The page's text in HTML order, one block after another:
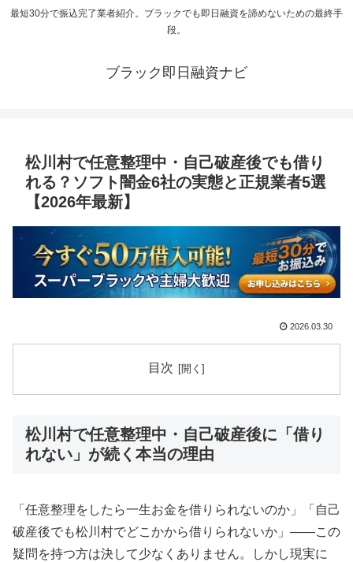
最短30分で振込完了業者紹介。ブラックでも即日融資を諦めないための最終手
段。
ブラック即日融資ナビ
松川村で任意整理中・自己破産後でも借り
れる？ソフト闇金6社の実態と正規業者5選
【2026年最新】
2026.03.30
目次
松川村で任意整理中・自己破産後に「借り
れない」が続く本当の理由
「任意整理をしたら一生お金を借りられないのか」「自己
破産後でも松川村でどこかから借りられないか」——この
疑問を持つ方は決して少なくありません。しかし現実に